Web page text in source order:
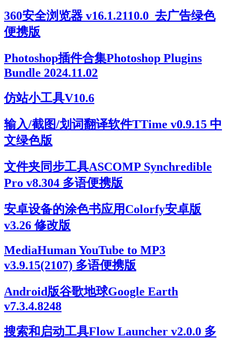
360安全浏览器 v16.1.2110.0_去广告绿色
便携版
Photoshop插件合集Photoshop Plugins
Bundle 2024.11.02
仿站小工具V10.6
输入/截图/划词翻译软件TTime v0.9.15 中
文绿色版
文件夹同步工具ASCOMP Synchredible
Pro v8.304 多语便携版
安卓设备的涂色书应用Colorfy安卓版
v3.26 修改版
MediaHuman YouTube to MP3
v3.9.15(2107) 多语便携版
Android版谷歌地球Google Earth
v7.3.4.8248
搜索和启动工具Flow Launcher v2.0.0 多